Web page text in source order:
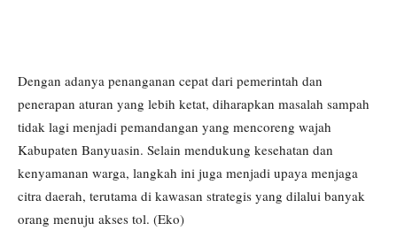
Dengan adanya penanganan cepat dari pemerintah dan
penerapan aturan yang lebih ketat, diharapkan masalah sampah
tidak lagi menjadi pemandangan yang mencoreng wajah
Kabupaten Banyuasin. Selain mendukung kesehatan dan
kenyamanan warga, langkah ini juga menjadi upaya menjaga
citra daerah, terutama di kawasan strategis yang dilalui banyak
orang menuju akses tol. (Eko)